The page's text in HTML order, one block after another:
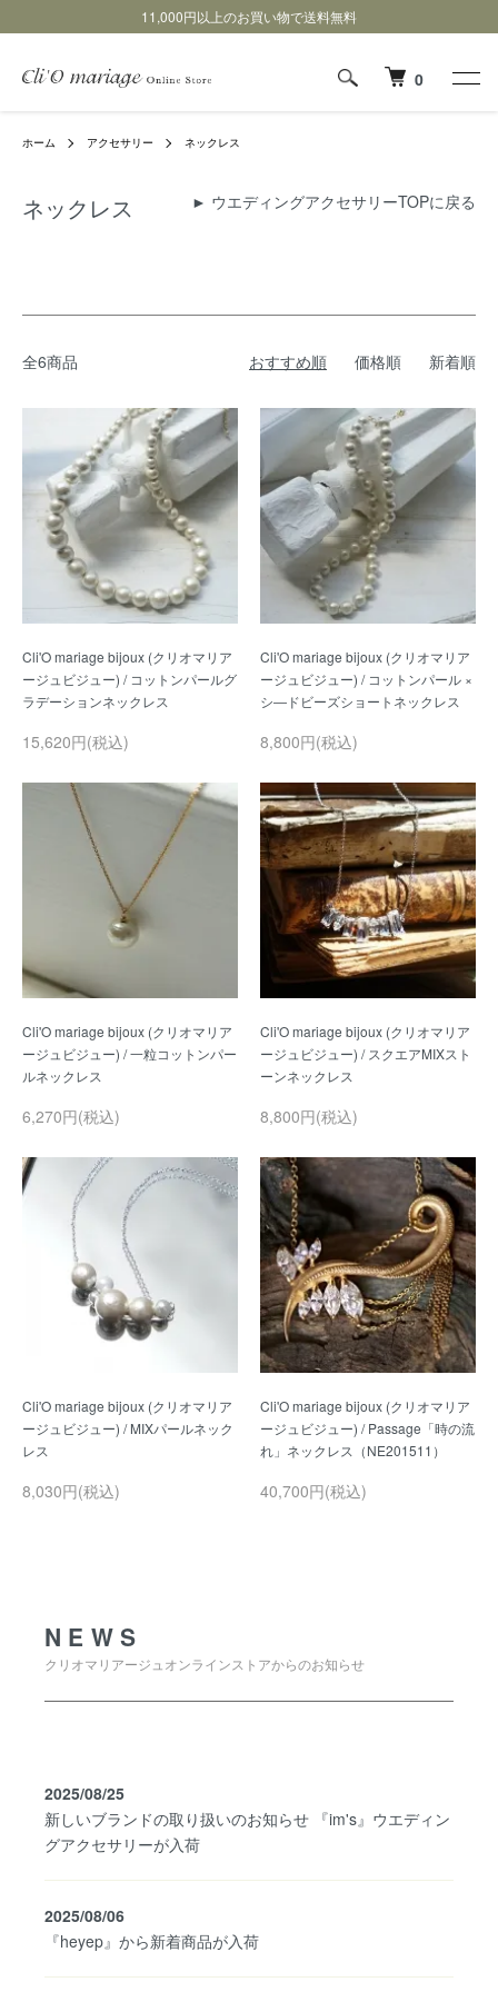
11,000円以上のお買い物で送料無料
0
ホーム アクセサリー ネックレス
ネックレス ► ウエディングアクセサリーTOPに戻る
全6商品 おすすめ順 価格順 新着順
Cli'O mariage bijoux (クリオマリア
ージュビジュー) / コットンパールグ
15,620円(税込)
Cli'O mariage bijoux (クリオマリア
ージュビジュー) / コットンパール ×
8,800円(税込)
Cli'O mariage bijoux (クリオマリア
ージュビジュー) / 一粒コットンパー
6,270円(税込)
Cli'O mariage bijoux (クリオマリア
ージュビジュー) / スクエアMIXスト
8,800円(税込)
Cli'O mariage bijoux (クリオマリア
ージュビジュー) / MIXパールネック
8,030円(税込)
Cli'O mariage bijoux (クリオマリア
ージュビジュー) / Passage「時の流
40,700円(税込)
NEWS
クリオマリアージュオンラインストアからのお知らせ
2025/08/25
新しいブランドの取り扱いのお知らせ 『im's』ウエディン
グアクセサリーが入荷
2025/08/06
『heyep』から新着商品が入荷